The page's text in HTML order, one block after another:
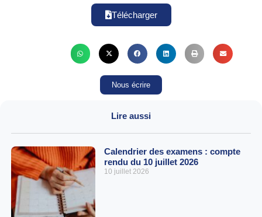
Télécharger
Nous écrire
Lire aussi
Calendrier des examens : compte
rendu du 10 juillet 2026
10 juillet 2026